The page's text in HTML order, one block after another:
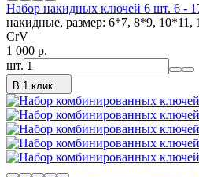
Набор накидных ключей 6 шт. 6 -
накидные, размер: 6*7, 8*9,
CrV
1 000 p.
шт.
В 1 клик